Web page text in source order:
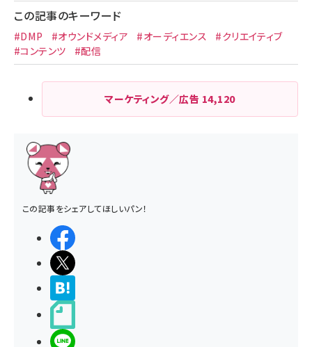
この記事のキーワード
#DMP #オウンドメディア #オーディエンス
#クリエイティブ
#コンテンツ
#配信
マーケティング／広告 14,120
この記事をシェアしてほしいパン！